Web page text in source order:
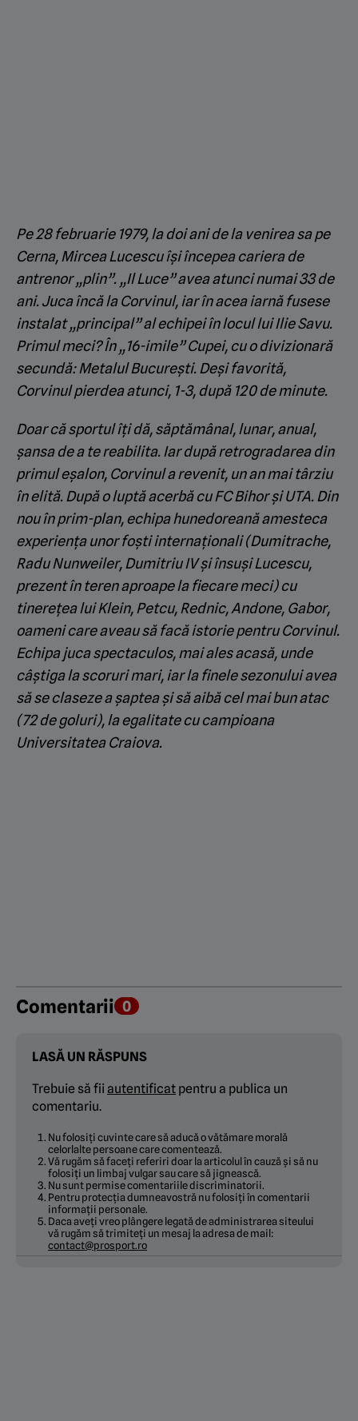
Pe 28 februarie 1979, la doi ani de la venirea sa pe
Cerna, Mircea Lucescu îşi începea cariera de
antrenor „plin”. „Il Luce” avea atunci numai 33 de
ani. Juca încă la Corvinul, iar în acea iarnă fusese
instalat „principal” al echipei în locul lui Ilie Savu.
Primul meci? În „16-imile” Cupei, cu o divizionară
secundă: Metalul Bucureşti. Deşi favorită,
Corvinul pierdea atunci, 1-3, după 120 de minute.
Doar că sportul îţi dă, săptămânal, lunar, anual,
şansa de a te reabilita. Iar după retrogradarea din
primul eşalon, Corvinul a revenit, un an mai târziu
în elită. După o luptă acerbă cu FC Bihor şi UTA. Din
nou în prim-plan, echipa hunedoreană amesteca
experienţa unor foşti internaţionali (Dumitrache,
Radu Nunweiler, Dumitriu IV şi însuşi Lucescu,
prezent în teren aproape la fiecare meci) cu
tinereţea lui Klein, Petcu, Rednic, Andone, Gabor,
oameni care aveau să facă istorie pentru Corvinul.
Echipa juca spectaculos, mai ales acasă, unde
câştiga la scoruri mari, iar la finele sezonului avea
să se claseze a şaptea şi să aibă cel mai bun atac
(72 de goluri), la egalitate cu campioana
Universitatea Craiova.
Comentarii 0
LASĂ UN RĂSPUNS
Trebuie să fii autentificat pentru a publica un
comentariu.
Nu folosiți cuvinte care să aducă o vătămare morală
celorlalte persoane care comentează.
Vă rugăm să faceți referiri doar la articolul în cauză și să nu
folosiți un limbaj vulgar sau care să jignească.
Nu sunt permise comentariile discriminatorii.
Pentru protecția dumneavostră nu folosiți în comentarii
informații personale.
Daca aveți vreo plângere legată de administrarea siteului
vă rugăm să trimiteți un mesaj la adresa de mail:
contact@prosport.ro